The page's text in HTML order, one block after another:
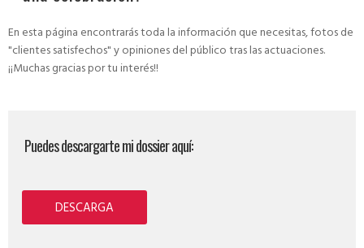
En esta página encontrarás toda la información que necesitas, fotos de
"clientes satisfechos" y opiniones del público tras las actuaciones.
¡¡Muchas gracias por tu interés!!
Puedes descargarte mi dossier aquí:
DESCARGA